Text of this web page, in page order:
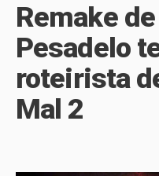
Remake
Pesadelo
roteirista
Mal 2